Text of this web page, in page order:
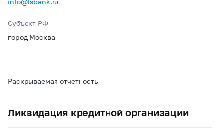
info@tsbank.ru
Субъект РФ
город Москва
Раскрываемая отчетность
Ликвидация кредитной организации